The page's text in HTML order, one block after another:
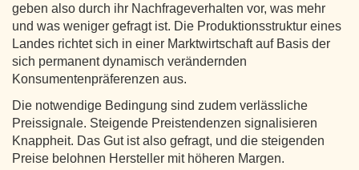
geben also durch ihr Nachfrageverhalten vor, was mehr
und was weniger gefragt ist. Die Produktionsstruktur eines
Landes richtet sich in einer Marktwirtschaft auf Basis der
sich permanent dynamisch verändernden
Konsumentenpräferenzen aus.
Die notwendige Bedingung sind zudem verlässliche
Preissignale. Steigende Preistendenzen signalisieren
Knappheit. Das Gut ist also gefragt, und die steigenden
Preise belohnen Hersteller mit höheren Margen.